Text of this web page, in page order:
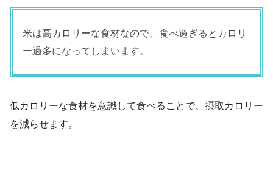
米は高カロリーな食材なので、食べ過ぎるとカロリ
ー過多になってしまいます。
低カロリーな食材を意識して食べることで、摂取カロリー
を減らせます。